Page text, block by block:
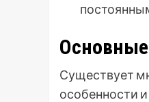
Существует
особенности